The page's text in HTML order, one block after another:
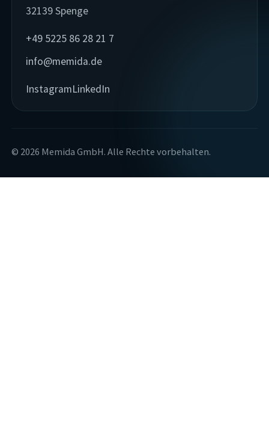
32139 Spenge
+49 5225 86 28 21 7
info@memida.de
InstagramLinkedIn
© 2026 Memida GmbH. Alle Rechte vorbehalten.